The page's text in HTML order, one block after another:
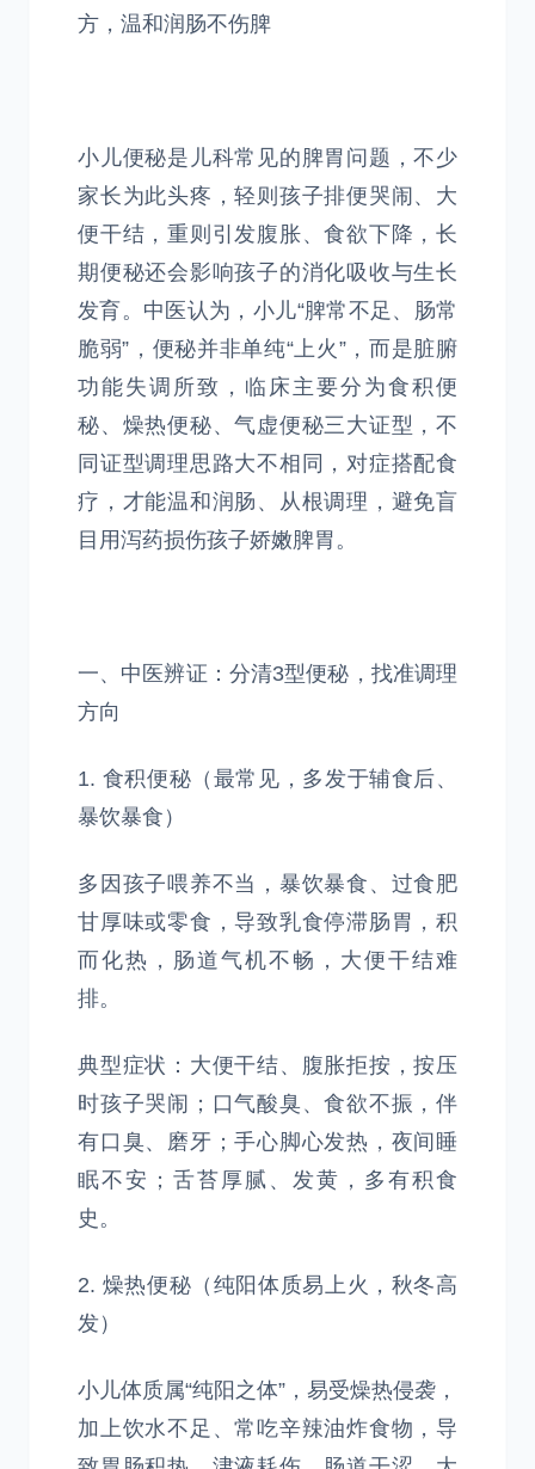
方，温和润肠不伤脾
小儿便秘是儿科常见的脾胃问题，不少
家长为此头疼，轻则孩子排便哭闹、大
便干结，重则引发腹胀、食欲下降，长
期便秘还会影响孩子的消化吸收与生长
发育。中医认为，小儿“脾常不足、肠常
脆弱”，便秘并非单纯“上火”，而是脏腑
功能失调所致，临床主要分为食积便
秘、燥热便秘、气虚便秘三大证型，不
同证型调理思路大不相同，对症搭配食
疗，才能温和润肠、从根调理，避免盲
目用泻药损伤孩子娇嫩脾胃。
一、中医辨证：分清3型便秘，找准调理
方向
1. 食积便秘（最常见，多发于辅食后、
暴饮暴食）
多因孩子喂养不当，暴饮暴食、过食肥
甘厚味或零食，导致乳食停滞肠胃，积
而化热，肠道气机不畅，大便干结难
排。
典型症状：大便干结、腹胀拒按，按压
时孩子哭闹；口气酸臭、食欲不振，伴
有口臭、磨牙；手心脚心发热，夜间睡
眠不安；舌苔厚腻、发黄，多有积食
史。
2. 燥热便秘（纯阳体质易上火，秋冬高
发）
小儿体质属“纯阳之体”，易受燥热侵袭，
加上饮水不足、常吃辛辣油炸食物，导